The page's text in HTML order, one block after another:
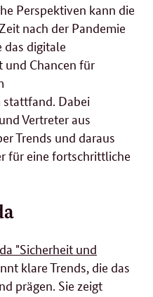
Perspektiven kann die
nach der Pandemie
das digitale
und Chancen für
Dabei
Vertreter aus
Trends und daraus
für eine fortschrittliche
"Sicherheit und
klare Trends, die das
prägen. Sie zeigt